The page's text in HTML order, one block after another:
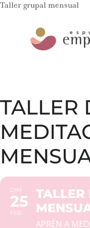
Taller grupal mensual
TALLER
DIM
25
FEB
TALLER
APRÈN A